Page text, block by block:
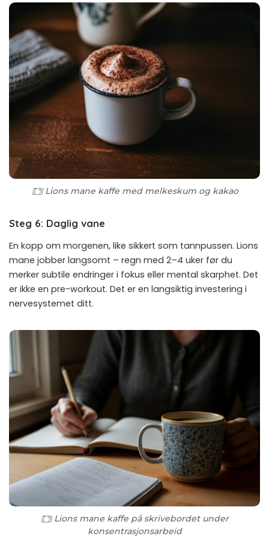
Lions mane kaffe med melkeskum og kakao
Steg 6: Daglig vane
En kopp om morgenen, like sikkert som tannpussen. Lions
mane jobber langsomt – regn med 2–4 uker før du
merker subtile endringer i fokus eller mental skarphet. Det
er ikke en pre-workout. Det er en langsiktig investering i
nervesystemet ditt.
Lions mane kaffe på skrivebordet under
konsentrasjonsarbeid